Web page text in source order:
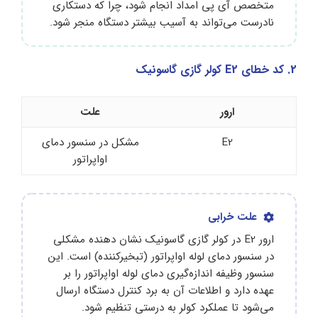
متخصص آی پی امداد انجام شود، چرا که دستکاری
نادرست می‌تواند به آسیب بیشتر دستگاه منجر شود.
2. کد خطای E2 کولر گازی گاسونیک
ارور
علت
E2
مشکل در سنسور دمای
اواپراتور
علت خرابی
ارور E2 در کولر گازی گاسونیک نشان‌ دهنده مشکلی
در سنسور دمای لوله اواپراتور (تبخیرکننده) است. این
سنسور وظیفه اندازه‌گیری دمای لوله اواپراتور را بر
عهده دارد و اطلاعات آن به برد کنترل دستگاه ارسال
می‌شود تا عملکرد کولر به درستی تنظیم شود.